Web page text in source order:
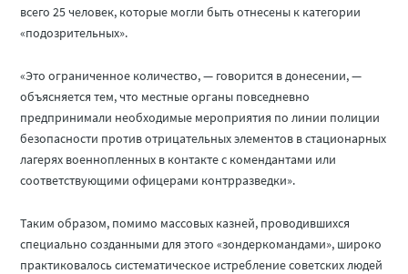
всего 25 человек, которые могли быть отнесены к категории
«подозрительных».
«Это ограниченное количество, — говорится в донесении, —
объясняется тем, что местные органы повседневно
предпринимали необходимые мероприятия по линии полиции
безопасности против отрицательных элементов в стационарных
лагерях военнопленных в контакте с комендантами или
соответствующими офицерами контрразведки».
Таким образом, помимо массовых казней, проводившихся
специально созданными для этого «зондеркомандами», широко
практиковалось систематическое истребление советских людей